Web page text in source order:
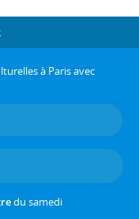
à Paris avec
du samedi